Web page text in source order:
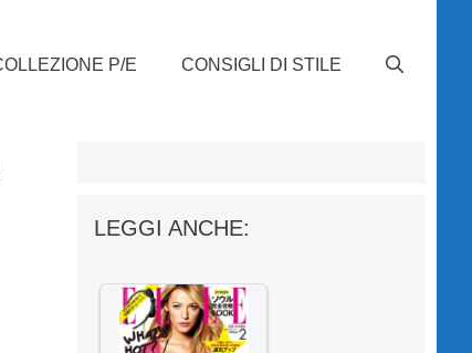
P/E CONSIGLI DI STILE
LEGGI ANCHE: